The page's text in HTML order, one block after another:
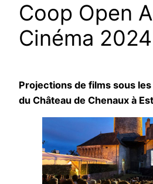
Coop Open
Cinéma 2024
Projections de films sous
du Château de Chenaux à